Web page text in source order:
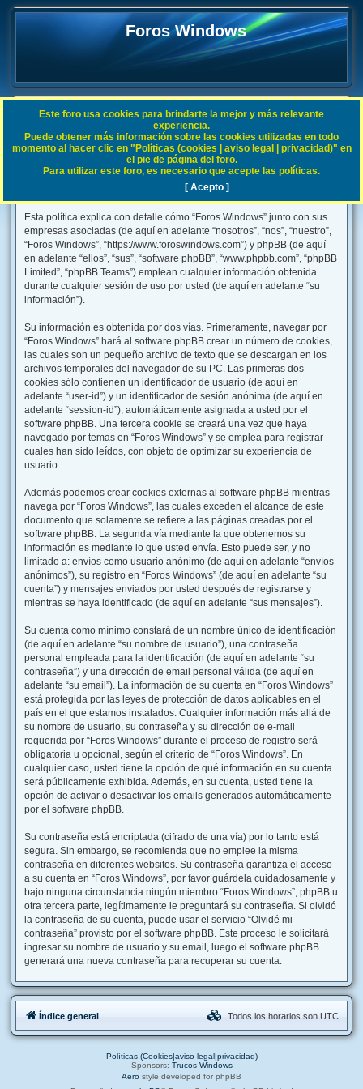
Foros Windows
FAQ
Índice general
B
Foros Windows - Política de privacidad
Esta política explica con detalle cómo “Foros Windows” junto con sus
empresas asociadas (de aquí en adelante “nosotros”, “nos”, “nuestro”,
“Foros Windows”, “https://www.foroswindows.com”) y phpBB (de aquí
en adelante “ellos”, “sus”, “software phpBB”, “www.phpbb.com”, “phpBB
Limited”, “phpBB Teams”) emplean cualquier información obtenida
durante cualquier sesión de uso por usted (de aquí en adelante “su
información”).
Su información es obtenida por dos vías. Primeramente, navegar por
“Foros Windows” hará al software phpBB crear un número de cookies,
las cuales son un pequeño archivo de texto que se descargan en los
archivos temporales del navegador de su PC. Las primeras dos
cookies sólo contienen un identificador de usuario (de aquí en
adelante “user-id”) y un identificador de sesión anónima (de aquí en
adelante “session-id”), automáticamente asignada a usted por el
software phpBB. Una tercera cookie se creará una vez que haya
navegado por temas en “Foros Windows” y se emplea para registrar
cuales han sido leídos, con objeto de optimizar su experiencia de
usuario.
Además podemos crear cookies externas al software phpBB mientras
navega por “Foros Windows”, las cuales exceden el alcance de este
documento que solamente se refiere a las páginas creadas por el
software phpBB. La segunda vía mediante la que obtenemos su
información es mediante lo que usted envía. Esto puede ser, y no
limitado a: envíos como usuario anónimo (de aquí en adelante “envíos
anónimos”), su registro en “Foros Windows” (de aquí en adelante “su
cuenta”) y mensajes enviados por usted después de registrarse y
mientras se haya identificado (de aquí en adelante “sus mensajes”).
Su cuenta como mínimo constará de un nombre único de identificación
(de aquí en adelante “su nombre de usuario”), una contraseña
personal empleada para la identificación (de aquí en adelante “su
contraseña”) y una dirección de email personal válida (de aquí en
adelante “su email”). La información de su cuenta en “Foros Windows”
está protegida por las leyes de protección de datos aplicables en el
país en el que estamos instalados. Cualquier información más allá de
su nombre de usuario, su contraseña y su dirección de e-mail
requerida por “Foros Windows” durante el proceso de registro será
obligatoria u opcional, según el criterio de “Foros Windows”. En
cualquier caso, usted tiene la opción de qué información en su cuenta
será públicamente exhibida. Además, en su cuenta, usted tiene la
opción de activar o desactivar los emails generados automáticamente
por el software phpBB.
Su contraseña está encriptada (cifrado de una vía) por lo tanto está
segura. Sin embargo, se recomienda que no emplee la misma
contraseña en diferentes websites. Su contraseña garantiza el acceso
a su cuenta en “Foros Windows”, por favor guárdela cuidadosamente y
bajo ninguna circunstancia ningún miembro “Foros Windows”, phpBB u
otra tercera parte, legítimamente le preguntará su contraseña. Si olvidó
la contraseña de su cuenta, puede usar el servicio “Olvidé mi
contraseña” provisto por el software phpBB. Este proceso le solicitará
ingresar su nombre de usuario y su email, luego el software phpBB
generará una nueva contraseña para recuperar su cuenta.
Este foro usa cookies para brindarte la mejor y más relevante
experiencia.
Puede obtener más información sobre las cookies utilizadas en todo
momento al hacer clic en "Políticas (cookies | aviso legal | privacidad)" en
el pie de página del foro.
Para utilizar este foro, es necesario que acepte las políticas.
[ Acepto ]
Índice general Todos los horarios son UTC
Políticas (Cookies|aviso legal|privacidad)
Sponsors: Trucos Windows
Aero style developed for phpBB